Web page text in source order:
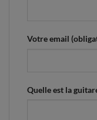
Votre email
Quelle est la